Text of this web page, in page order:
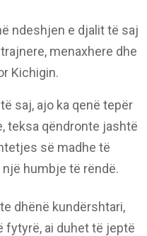
ndeshjen e djalit të saj
menaxhere dhe
Kichigin.
saj, ajo ka qenë tepër
teksa qëndronte jashtë
së madhe të
humbje të rëndë.
dhënë kundërshtari,
fytyrë, ai duhet të jeptë